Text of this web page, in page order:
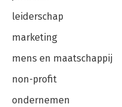
leiderschap
marketing
mens en maatschappij
non-profit
ondernemen